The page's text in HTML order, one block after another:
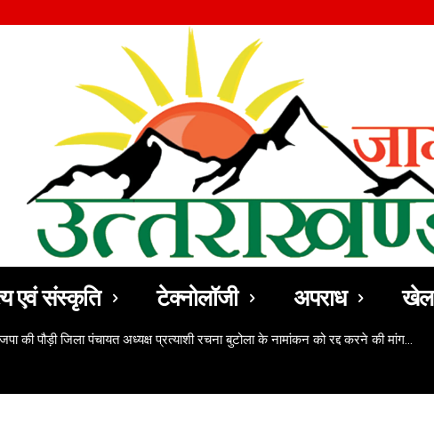
एवं संस्कृति टेक्नोलॉजी अपराध खेल
की पौड़ी जिला पंचायत अध्यक्ष प्रत्याशी रचना बुटोला के नामांकन को रद्द करने की मांग…